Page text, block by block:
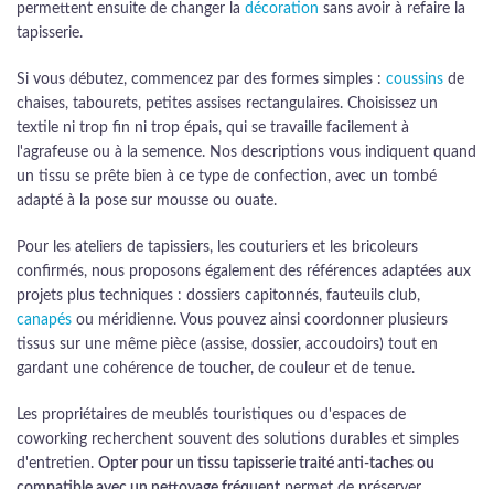
permettent ensuite de changer la décoration sans avoir à refaire la
tapisserie.
Si vous débutez, commencez par des formes simples : coussins de
chaises, tabourets, petites assises rectangulaires. Choisissez un
textile ni trop fin ni trop épais, qui se travaille facilement à
l'agrafeuse ou à la semence. Nos descriptions vous indiquent quand
un tissu se prête bien à ce type de confection, avec un tombé
adapté à la pose sur mousse ou ouate.
Pour les ateliers de tapissiers, les couturiers et les bricoleurs
confirmés, nous proposons également des références adaptées aux
projets plus techniques : dossiers capitonnés, fauteuils club,
canapés ou méridienne. Vous pouvez ainsi coordonner plusieurs
tissus sur une même pièce (assise, dossier, accoudoirs) tout en
gardant une cohérence de toucher, de couleur et de tenue.
Les propriétaires de meublés touristiques ou d'espaces de
coworking recherchent souvent des solutions durables et simples
d'entretien. Opter pour un tissu tapisserie traité anti-taches ou